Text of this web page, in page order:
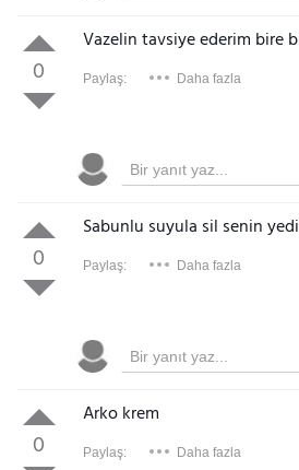
0
Vazelin tavsiye ederim bire
Paylaş: Daha fazla
0
Sabunlu suyula sil senin
Paylaş: Daha fazla
0
Arko krem
Paylaş: Daha fazla